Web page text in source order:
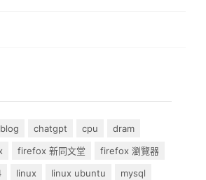
blog chatgpt cpu
dram
firefox 新同文堂
firefox 瀏覽器
linux linux ubuntu
mysql